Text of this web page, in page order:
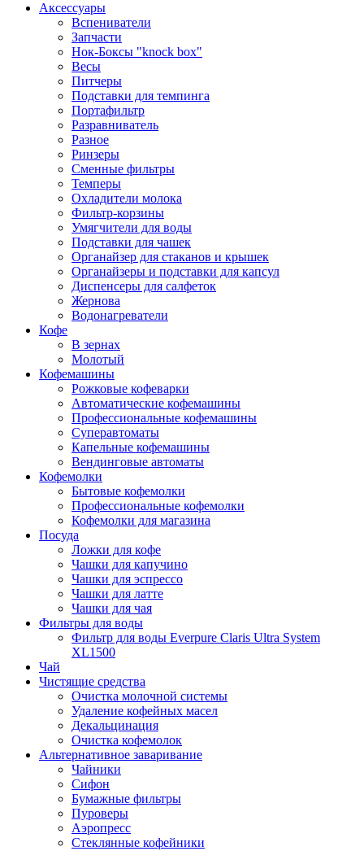
Аксессуары
Вспениватели
Запчасти
Нок-Боксы "knock box"
Весы
Питчеры
Подставки для темпинга
Портафильтр
Разравниватель
Разное
Ринзеры
Сменные фильтры
Темперы
Охладители молока
Фильтр-корзины
Умягчители для воды
Подставки для чашек
Органайзер для стаканов и крышек
Органайзеры и подставки для капсул
Диспенсеры для салфеток
Жернова
Водонагреватели
Кофе
В зернах
Молотый
Кофемашины
Рожковые кофеварки
Автоматические кофемашины
Профессиональные кофемашины
Суперавтоматы
Капельные кофемашины
Вендинговые автоматы
Кофемолки
Бытовые кофемолки
Профессиональные кофемолки
Кофемолки для магазина
Посуда
Ложки для кофе
Чашки для капучино
Чашки для эспрессо
Чашки для латте
Чашки для чая
Фильтры для воды
Фильтр для воды Everpure Claris Ultra System
XL1500
Чай
Чистящие средства
Очистка молочной системы
Удаление кофейных масел
Декальцинация
Очистка кофемолок
Альтернативное заваривание
Чайники
Сифон
Бумажные фильтры
Пуроверы
Аэропресс
Стеклянные кофейники